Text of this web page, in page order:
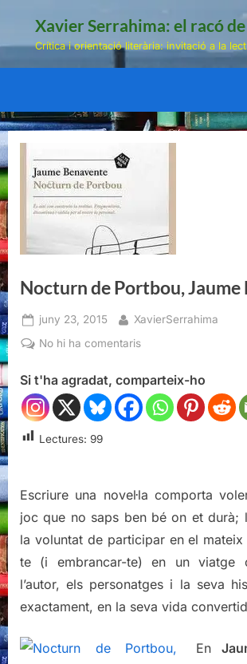
Xavier Serrahima: el racó
Crítica i orientació literària: invitació a la
Nocturn de Portbou, Jaume
Posted
on
juny 23, 2015 By
XavierSerrahima
No hi ha comentarisa
de
Portbou,
Jaume
Si t'ha agradat, comparteix-ho
Lectures: 99
Escriure una novel·la comporta
joc que no saps ben bé on et durà;
la voluntat de participar en el
te (i embrancar-te) en un viatge
l’autor, els personatges i la seva
exactament, en la seva vida
En